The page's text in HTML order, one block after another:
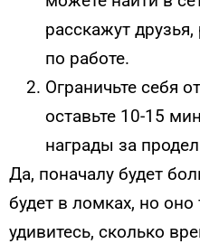
расскажут
по работе.
Ограничьте себя
оставьте 10-15
награды за
Да, поначалу будет
будет в ломках, но оно
удивитесь, сколько